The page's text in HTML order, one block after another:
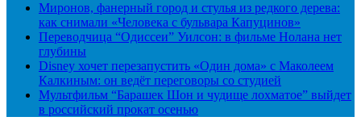
Миронов, фанерный город и стулья из редкого дерева:
как снимали «Человека с бульвара Капуцинов»
Переводчица “Одиссеи” Уилсон: в фильме Нолана нет
глубины
Disney хочет перезапустить «Один дома» с Маколеем
Калкиным: он ведёт переговоры со студией
Мультфильм “Барашек Шон и чудище лохматое” выйдет
в российский прокат осенью